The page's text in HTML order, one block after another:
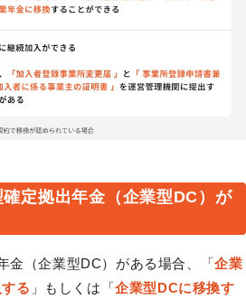
定拠出年金（企業型DC）が
金（企業型DC）がある場合、「企業
る 」もしくは「企業型DCに移換す